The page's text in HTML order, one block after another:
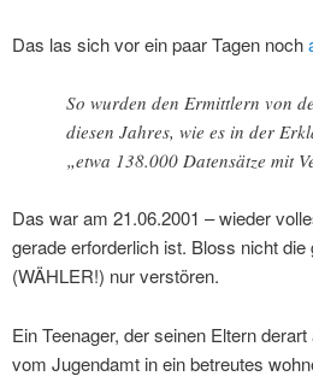
Das las sich vor ein paar Tagen noch
So wurden den Ermittlern von
diesen Jahres, wie es in der
„etwa 138.000 Datensätze mit
Das war am 21.06.2001 – wieder
gerade erforderlich ist. Bloss nicht
(WÄHLER!) nur verstören.
Ein Teenager, der seinen Eltern
vom Jugendamt in ein betreutes